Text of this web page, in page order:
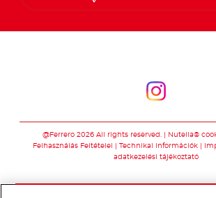
@Ferrero 2026 All rights reserved.
Nutella®
Felhasználás Feltételei
Technikai információk
adatkezelési tájékoztató